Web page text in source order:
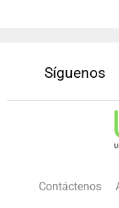
Síguenos
Contáctenos